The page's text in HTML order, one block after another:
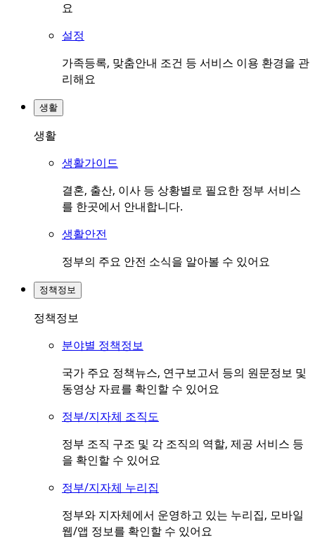
요
설정
가족등록, 맞춤안내 조건 등 서비스 이용 환경을 관
리해요
생활
생활
생활가이드
결혼, 출산, 이사 등 상황별로 필요한 정부 서비스
를 한곳에서 안내합니다.
생활안전
정부의 주요 안전 소식을 알아볼 수 있어요
정책정보
정책정보
분야별 정책정보
국가 주요 정책뉴스, 연구보고서 등의 원문정보 및
동영상 자료를 확인할 수 있어요
정부/지자체 조직도
정부 조직 구조 및 각 조직의 역할, 제공 서비스 등
을 확인할 수 있어요
정부/지자체 누리집
정부와 지자체에서 운영하고 있는 누리집, 모바일
웹/앱 정보를 확인할 수 있어요